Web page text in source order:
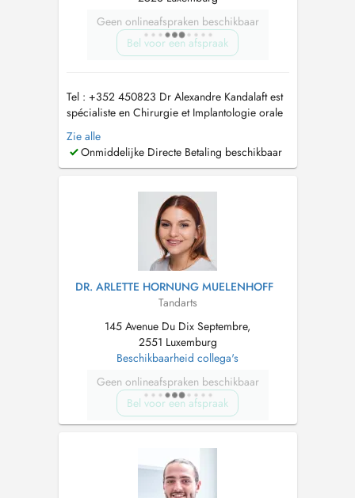
Geen onlineafspraken beschikbaar
Bel voor een afspraak
Tel : +352 450823 Dr Alexandre Kandalaft est
spécialiste en Chirurgie et Implantologie orale
ainsi qu'en dentisterie esthétique. Son expertise
comprend la pose d'implants, facettes et
esthétique du sourire, extraction des dents de
réguliers qui maintienn...
Zie alle
Onmiddelijke Directe Betaling beschikbaar
DR. ARLETTE HORNUNG MUELENHOFF
Tandarts
145 Avenue Du Dix Septembre,
2551 Luxemburg
Beschikbaarheid collega's
Geen onlineafspraken beschikbaar
Bel voor een afspraak